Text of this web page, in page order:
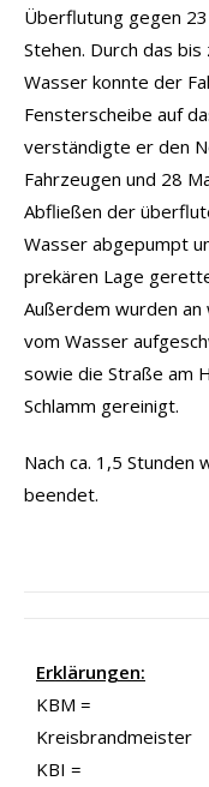
Überflutung gegen
Stehen. Durch das
Wasser konnte der
Fensterscheibe auf
verständigte er den
Fahrzeugen und 28
Abfließen der
Wasser abgepumpt
prekären Lage
Außerdem wurden
vom Wasser
sowie die Straße am
Schlamm gereinigt.
Nach ca. 1,5 Stunden
beendet.
Erklärungen:
KBM =
Kreisbrandmeister
KBI =